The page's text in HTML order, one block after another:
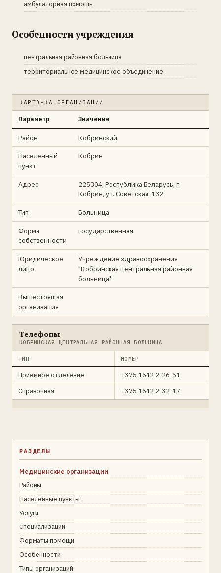
амбулаторная помощь
Особенности учреждения
центральная районная больница
территориальное медицинское объединение
КАРТОЧКА ОРГАНИЗАЦИИ
Параметр Значение
Район Кобринский
Населенный
пункт
Кобрин
Адрес
225304, Республика Беларусь, г.
Кобрин, ул. Советская, 132
Тип Больница
Форма
собственности
государственная
Юридическое
лицо
Учреждение здравоохранения
"Кобринская центральная районная
больница"
Вышестоящая
организация
Телефоны
КОБРИНСКАЯ ЦЕНТРАЛЬНАЯ РАЙОННАЯ БОЛЬНИЦА
ТИП НОМЕР
Приемное отделение
+375 1642 2-26-51
Справочная
+375 1642 2-32-17
РАЗДЕЛЫ
Медицинские организации
Районы
Населенные пункты
Услуги
Специализации
Форматы помощи
Особенности
Типы организаций